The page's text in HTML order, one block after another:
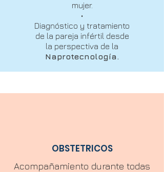
mujer.
•
Diagnóstico y tratamiento
de la pareja infértil desde
la perspectiva de la
Naprotecnología.
OBSTETRICOS
Acompañamiento durante todas